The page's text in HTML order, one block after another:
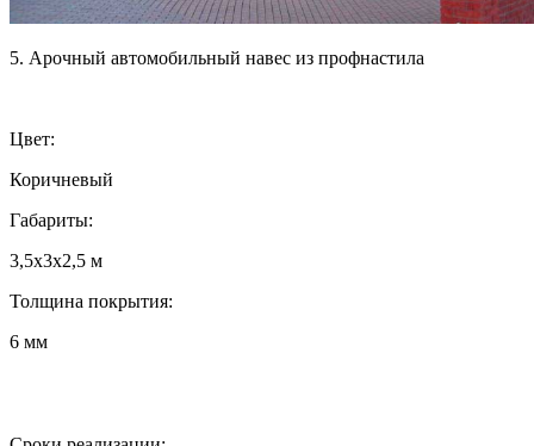
5. Арочный автомобильный навес из профнастила
Цвет:
Коричневый
Габариты:
3,5х3х2,5 м
Толщина покрытия:
6 мм